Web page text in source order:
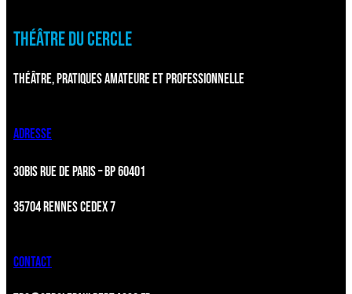
THÉÂTRE DU CERCLE
THÉÂTRE, PRATIQUES AMATEURE ET PROFESSIONNELLE
ADRESSE
30BIS RUE DE PARIS – BP 60401
35704 RENNES CEDEX 7
CONTACT